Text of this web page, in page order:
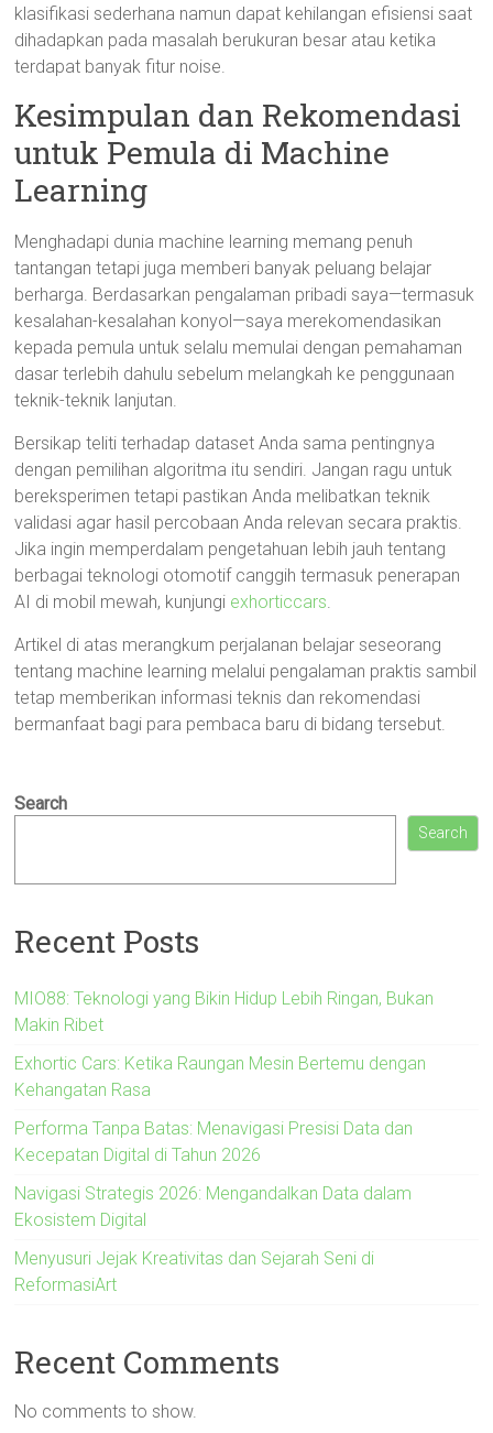
klasifikasi sederhana namun dapat kehilangan efisiensi saat
dihadapkan pada masalah berukuran besar atau ketika
terdapat banyak fitur noise.
Kesimpulan dan Rekomendasi
untuk Pemula di Machine
Learning
Menghadapi dunia machine learning memang penuh
tantangan tetapi juga memberi banyak peluang belajar
berharga. Berdasarkan pengalaman pribadi saya—termasuk
kesalahan-kesalahan konyol—saya merekomendasikan
kepada pemula untuk selalu memulai dengan pemahaman
dasar terlebih dahulu sebelum melangkah ke penggunaan
teknik-teknik lanjutan.
Bersikap teliti terhadap dataset Anda sama pentingnya
dengan pemilihan algoritma itu sendiri. Jangan ragu untuk
bereksperimen tetapi pastikan Anda melibatkan teknik
validasi agar hasil percobaan Anda relevan secara praktis.
Jika ingin memperdalam pengetahuan lebih jauh tentang
berbagai teknologi otomotif canggih termasuk penerapan
AI di mobil mewah, kunjungi exhorticcars.
Artikel di atas merangkum perjalanan belajar seseorang
tentang machine learning melalui pengalaman praktis sambil
tetap memberikan informasi teknis dan rekomendasi
bermanfaat bagi para pembaca baru di bidang tersebut.
Search
Search
Recent Posts
MIO88: Teknologi yang Bikin Hidup Lebih Ringan, Bukan
Makin Ribet
Exhortic Cars: Ketika Raungan Mesin Bertemu dengan
Kehangatan Rasa
Performa Tanpa Batas: Menavigasi Presisi Data dan
Kecepatan Digital di Tahun 2026
Navigasi Strategis 2026: Mengandalkan Data dalam
Ekosistem Digital
Menyusuri Jejak Kreativitas dan Sejarah Seni di
ReformasiArt
Recent Comments
No comments to show.